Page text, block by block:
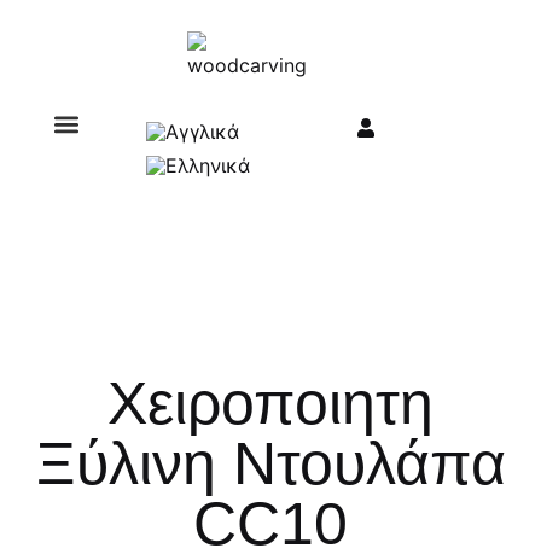
Χειροποιητη
Ξύλινη Ντουλάπα
CC10